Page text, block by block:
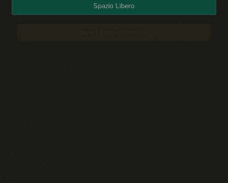
Spazio Libero